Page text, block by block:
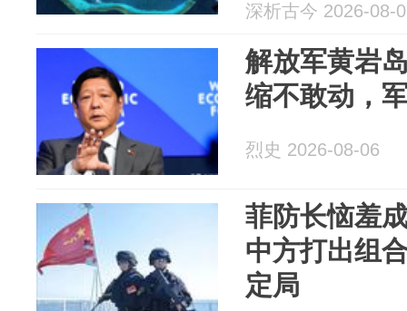
深析古今 2026-08-
解放军黄岩
缩不敢动，
烈史 2026-08-06
菲防长恼羞
中方打出组
定局